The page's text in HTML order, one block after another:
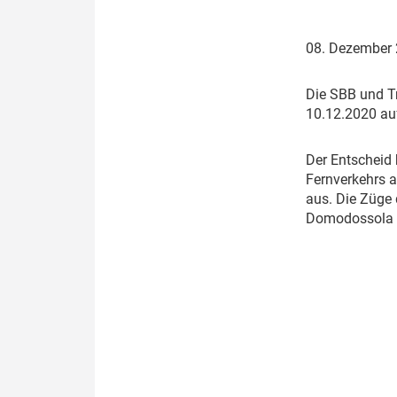
Marktplatz: Wer macht was?
Dossier: Generalsanierung
ÖPNV
08. Dezember
Die SBB und
10.12.2020
Der
Fernverkehrs
aus. Die Züge